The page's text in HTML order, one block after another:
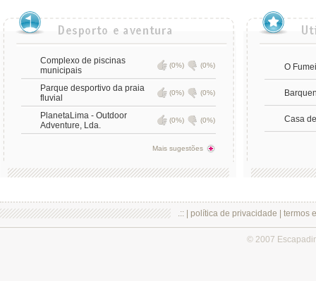
Complexo de piscinas
municipais
(0%) (0%)
Parque desportivo da praia
fluvial
(0%) (0%)
PlanetaLima - Outdoor
Adventure, Lda.
(0%) (0%)
Mais sugestões
O
Casa
.:: | política de privacidade termos
© 2007